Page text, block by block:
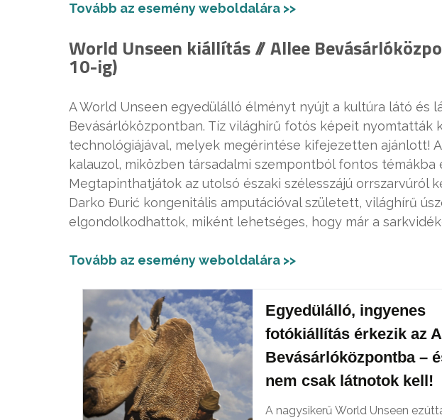
Tovább az esemény weboldalára >>
World Unseen kiállítás // Allee
10-ig)
A World Unseen egyedülálló élményt nyújt a kultúra látó és
Bevásárlóközpontban. Tíz világhírű fotós képeit nyomtatták
technológiájával, melyek megérintése kifejezetten ajánlott!
kalauzol, miközben társadalmi szempontból fontos
Megtapinthatjátok az utolsó északi szélesszájú orrszarvúról
Darko Đurić kongenitális amputációval született, világhírű
elgondolkodhattok, miként lehetséges, hogy már a
Tovább az esemény weboldalára >>
Egyedülálló, ingyenes
fotókiállítás érkezik az
Bevásárlóközpontba –
nem csak látnotok kell!
A nagysikerű World Unseen